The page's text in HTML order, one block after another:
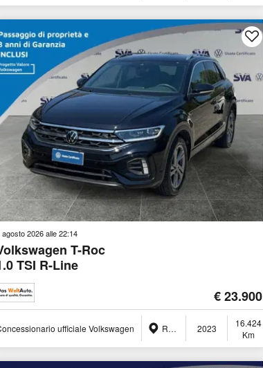
agosto 2026 alle 22:14
T-Roc
TSI R-Line
€ 23.900
ufficiale Volkswagen Ravenna (RA) 2023
16.424
Km